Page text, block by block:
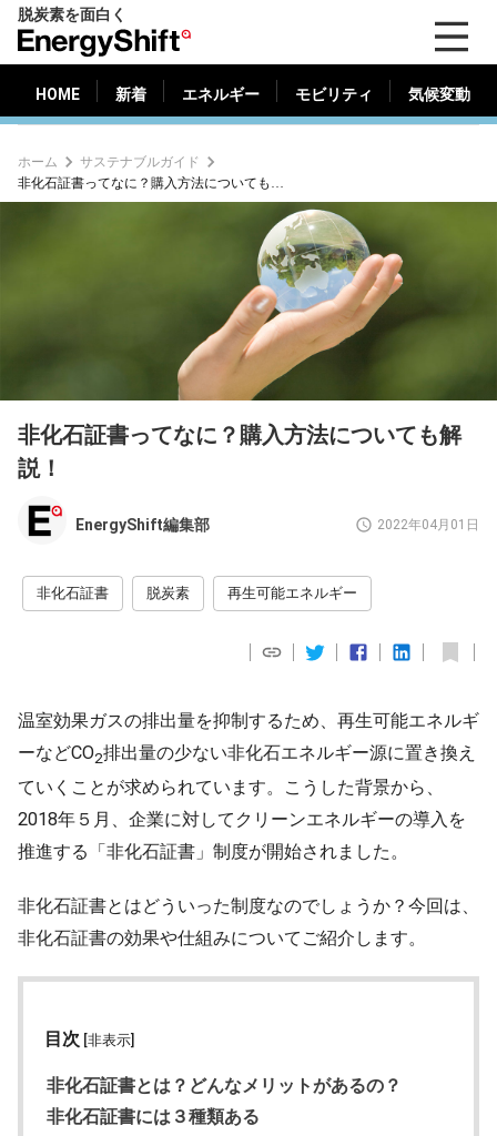
脱炭素を面白く
ナ
ジ
ー
フ
ト）
HOME 新着 エネルギー モビリティ 気候変動
新着 エネルギー 気候変動
ホーム サステナブルガイド
非化石証書ってなに？購入方法についても解説！
非化石証書ってなに？購入方法についても解
説！
EnergyShift編集部 2022年04月01日
非化石証書 脱炭素 再生可能エネルギー
温室効果ガスの排出量を抑制するため、再生可能エネルギ
ーなどCO2排出量の少ない非化石エネルギー源に置き換え
ていくことが求められています。こうした背景から、
2018年５月、企業に対してクリーンエネルギーの導入を
推進する「非化石証書」制度が開始されました。
非化石証書とはどういった制度なのでしょうか？今回は、
非化石証書の効果や仕組みについてご紹介します。
目次 [非表示]
非化石証書とは？どんなメリットがあるの？
非化石証書には３種類ある